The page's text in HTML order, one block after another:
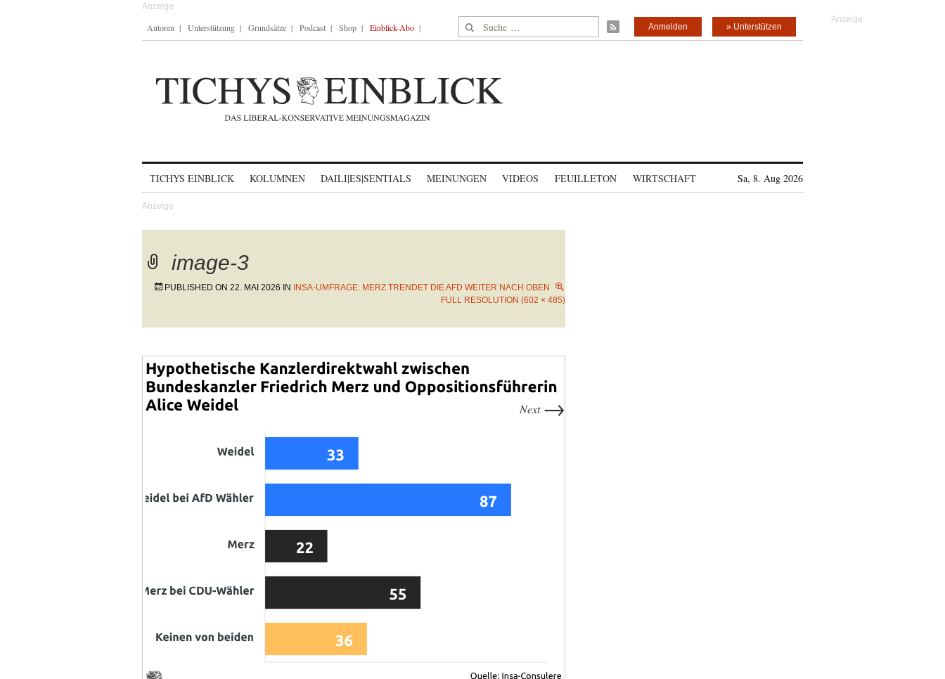
Autoren Unterstützung Grundsätze Podcast Shop Einblick-Abo Suche nach: » Unterstützen
Anmelden
TICHYS EINBLICK KOLUMNEN DAILI|ES|SENTIALS MEINUNGEN VIDEOS FEUILLETON WIRTSCHAFT Sa, 8. Aug 2026
image-3
PUBLISHED ON 22. MAI 2026 IN
INSA-UMFRAGE: MERZ TRENDET DIE AFD WEITER NACH OBEN
FULL RESOLUTION (602 × 485)
Next →